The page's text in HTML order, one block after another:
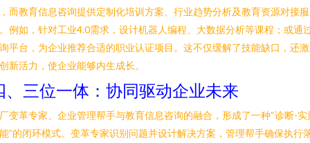
而教育信息咨询提供定制化培训方案、行业趋势分析及教育资源对接服
例如，针对工业4.0需求，设计机器人编程、大数据分析等课程；或通
平台，为企业推荐合适的职业认证项目。这不仅缓解了技能缺口，还
新活力，使企业能够内生成长。
、三位一体：协同驱动企业未来
变革专家、企业管理帮手与教育信息咨询的融合，形成了一种“诊断-实
”的闭环模式。变革专家识别问题并设计解决方案，管理帮手确保执行